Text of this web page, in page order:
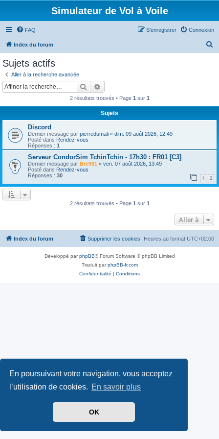
En poursuivant votre navigation, vous acceptez
l’utilisation de cookies. En savoir plus
OK
Simulateur de Vol à Voile
FAQ Connexion
S’enregistrer
Index du forum
r
Sujets actifs
Aller à la recherche avancée
Rechercher
2 résultats trouvés • Page 1 sur 1
Sujets
Discord
Dernier message par pierredumali « dim. 09 août 2026, 12:49
Posté dans Rendez-vous
Réponses : 1
Serveur CondorSim TchinTchin - 17h30 : FR01 [C3]
Dernier message par Bre901 « ven. 07 août 2026, 13:49
Posté dans Rendez-vous
Réponses : 30 1 2
2 résultats trouvés • Page 1 sur 1
Aller à
Index du forum Heures au format UTC+02:00
Supprimer les cookies
Développé parphpBB® Forum Software © phpBB Limited
Traduit parphpBB-fr.com
Confidentialité | Conditions